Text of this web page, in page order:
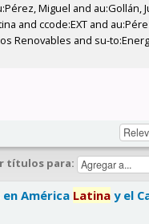
Miguel and
and ccode:EXT and
Renovables and su-
títulos para:
en América Latina y el